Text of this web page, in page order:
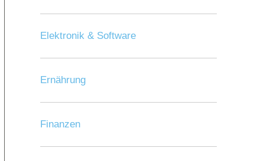
Elektronik & Software
Ernährung
Finanzen